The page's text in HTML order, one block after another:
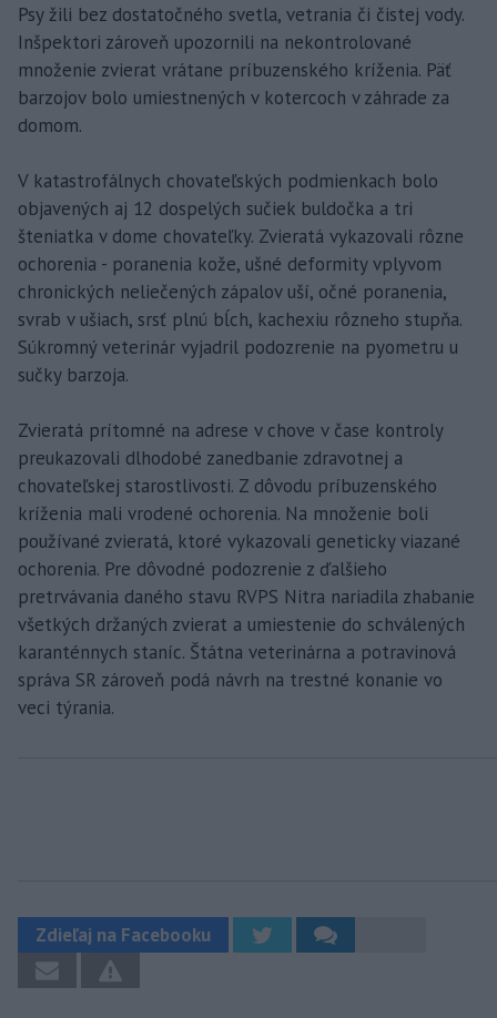
Psy žili bez dostatočného svetla, vetrania či čistej vody.
Inšpektori zároveň upozornili na nekontrolované
množenie zvierat vrátane príbuzenského kríženia. Päť
barzojov bolo umiestnených v kotercoch v záhrade za
domom.
V katastrofálnych chovateľských podmienkach bolo
objavených aj 12 dospelých sučiek buldočka a tri
šteniatka v dome chovateľky. Zvieratá vykazovali rôzne
ochorenia - poranenia kože, ušné deformity vplyvom
chronických neliečených zápalov uší, očné poranenia,
svrab v ušiach, srsť plnú bĺch, kachexiu rôzneho stupňa.
Súkromný veterinár vyjadril podozrenie na pyometru u
sučky barzoja.
Zvieratá prítomné na adrese v chove v čase kontroly
preukazovali dlhodobé zanedbanie zdravotnej a
chovateľskej starostlivosti. Z dôvodu príbuzenského
kríženia mali vrodené ochorenia. Na množenie boli
používané zvieratá, ktoré vykazovali geneticky viazané
ochorenia. Pre dôvodné podozrenie z ďalšieho
pretrvávania daného stavu RVPS Nitra nariadila zhabanie
všetkých držaných zvierat a umiestenie do schválených
karanténnych staníc. Štátna veterinárna a potravinová
správa SR zároveň podá návrh na trestné konanie vo
veci týrania.
Zdieľaj na Facebooku